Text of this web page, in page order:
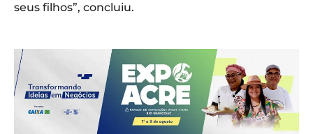
seus filhos”, concluiu.